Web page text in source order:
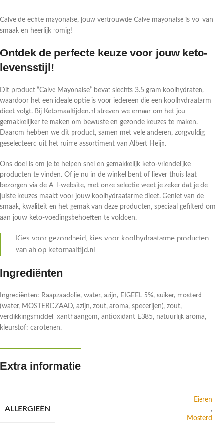
Calve de echte mayonaise, jouw vertrouwde Calve mayonaise is vol van
smaak en heerlijk romig!
Ontdek de perfecte keuze voor jouw keto-
levensstijl!
Dit product “Calvé Mayonaise” bevat slechts 3.5 gram koolhydraten,
waardoor het een ideale optie is voor iedereen die een koolhydraatarm
dieet volgt. Bij Ketomaaltijden.nl streven we ernaar om het jou
gemakkelijker te maken om bewuste en gezonde keuzes te maken.
Daarom hebben we dit product, samen met vele anderen, zorgvuldig
geselecteerd uit het ruime assortiment van Albert Heijn.
Ons doel is om je te helpen snel en gemakkelijk keto-vriendelijke
producten te vinden. Of je nu in de winkel bent of liever thuis laat
bezorgen via de AH-website, met onze selectie weet je zeker dat je de
juiste keuzes maakt voor jouw koolhydraatarme dieet. Geniet van de
smaak, kwaliteit en het gemak van deze producten, speciaal gefilterd om
aan jouw keto-voedingsbehoeften te voldoen.
Kies voor gezondheid, kies voor koolhydraatarme producten
van ah op ketomaaltijd.nl
Ingrediënten
Ingrediënten: Raapzaadolie, water, azijn, EIGEEL 5%, suiker, mosterd
(water, MOSTERDZAAD, azijn, zout, aroma, specerijen), zout,
verdikkingsmiddel: xanthaangom, antioxidant E385, natuurlijk aroma,
kleurstof: carotenen.
Extra informatie
ALLERGIEËN
Eieren
,
Mosterd